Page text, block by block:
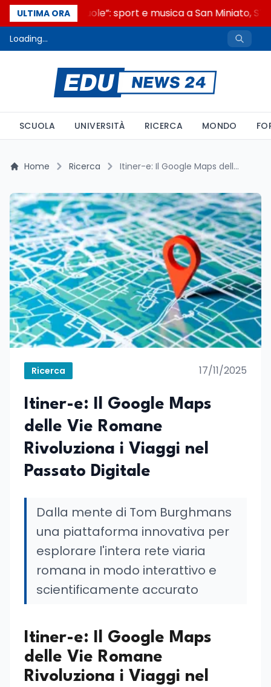
ULTIMA ORA
“Noi siamo le Scuole”: sport e musica a San Miniato,
Loading...
SCUOLA UNIVERSITÀ RICERCA MONDO
Home Ricerca Itiner-e: Il Google Maps delle Vie Romane Rivoluziona i Viaggi nel Passato Digitale
Ricerca 17/11/2025
Itiner-e: Il Google Maps
delle Vie Romane
Rivoluziona i Viaggi nel
Passato Digitale
Dalla mente di Tom Burghmans
una piattaforma innovativa per
esplorare l'intera rete viaria
romana in modo interattivo e
scientificamente accurato
Itiner-e: Il Google Maps
delle Vie Romane
Rivoluziona i Viaggi nel